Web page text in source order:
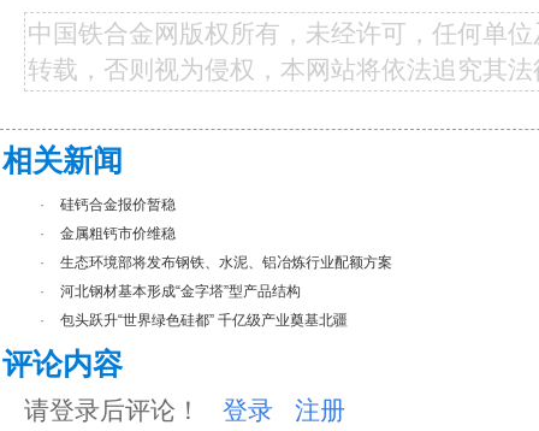
中国铁合金网版权所有，未经许可，任何单
转载，否则视为侵权，本网站将依法追究其
相关新闻
·
硅钙合金报价暂稳
·
金属粗钙市价维稳
·
生态环境部将发布钢铁、水泥、铝冶炼行业配额方案
·
河北钢材基本形成“金字塔”型产品结构
·
包头跃升“世界绿色硅都” 千亿级产业奠基北疆
评论内容
请登录后评论！ 登录 注册